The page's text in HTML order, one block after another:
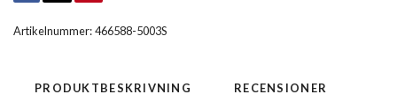
Artikelnummer:466588-5003S
PRODUKTBESKRIVNING RECENSIONER